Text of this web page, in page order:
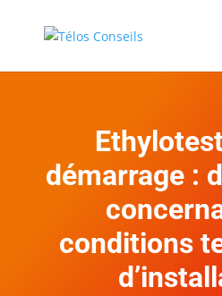
démarrage :
conditions